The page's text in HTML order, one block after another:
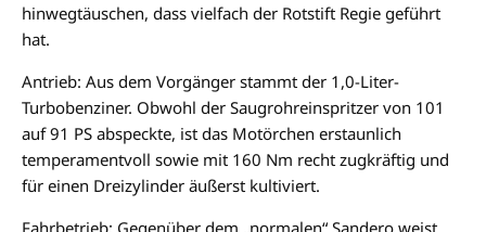
hinwegtäuschen, dass vielfach der Rotstift Regie geführt
hat.
Antrieb: Aus dem Vorgänger stammt der 1,0-Liter-
Turbobenziner. Obwohl der Saugrohreinspritzer von 101
auf 91 PS abspeckte, ist das Motörchen erstaunlich
temperamentvoll sowie mit 160 Nm recht zugkräftig und
für einen Dreizylinder äußerst kultiviert.
Fahrbetrieb: Gegenüber dem „normalen“ Sandero weist